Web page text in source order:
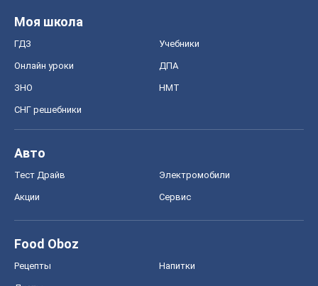
Моя школа
ГДЗ Учебники
Онлайн уроки ДПА
ЗНО НМТ
СНГ решебники
Авто
Тест Драйв Электромобили
Акции Сервис
Food Oboz
Рецепты Напитки